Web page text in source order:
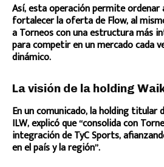
Así, esta operación permite
fortalecer la oferta de Flow, al
a Torneos con una estructura más
para competir en un mercado cada
dinámico.
La visión de la holding
En un comunicado, la holding titular
ILW, explicó que “consolida con
integración de TyC Sports,
en el país y la región”.